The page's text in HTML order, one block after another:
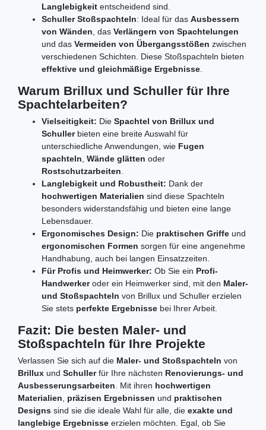
Langlebigkeit entscheidend sind.
Schuller Stoßspachteln: Ideal für das Ausbessern
von Wänden, das Verlängern von Spachtelungen
und das Vermeiden von Übergangsstößen zwischen
verschiedenen Schichten. Diese Stoßspachteln bieten
effektive und gleichmäßige Ergebnisse.
Warum Brillux und Schuller für Ihre
Spachtelarbeiten?
Vielseitigkeit: Die Spachtel von Brillux und
Schullerbieten eine breite Auswahl für
unterschiedliche Anwendungen, wie Fugen
spachteln, Wände glätten oder
Rostschutzarbeiten.
Langlebigkeit und Robustheit: Dank der
hochwertigen Materialien sind diese Spachteln
besonders widerstandsfähig und bieten eine lange
Lebensdauer.
Ergonomisches Design: Die praktischen Griffe und
ergonomischen Formen sorgen für eine angenehme
Handhabung, auch bei langen Einsatzzeiten.
Für Profis und Heimwerker: Ob Sie ein Profi-
Handwerkeroder ein Heimwerker sind, mit den Maler-
und Stoßspachteln von Brillux und Schuller erzielen
Sie stets perfekte Ergebnisse bei Ihrer Arbeit.
Fazit: Die besten Maler- und
Stoßspachteln für Ihre Projekte
Verlassen Sie sich auf die Maler- und Stoßspachteln von
Brillux und Schullerfür Ihre nächsten Renovierungs- und
Ausbesserungsarbeiten. Mit ihren hochwertigen
Materialien, präzisen Ergebnissen und praktischen
Designs sind sie die ideale Wahl für alle, die exakte und
langlebige Ergebnisse erzielen möchten. Egal, ob Sie